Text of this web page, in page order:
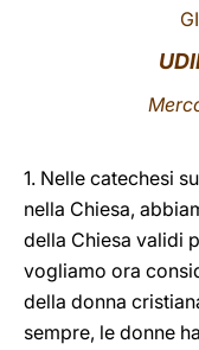
1. Nelle catechesi
nella Chiesa,
della Chiesa validi
vogliamo ora
della donna
sempre, le donne